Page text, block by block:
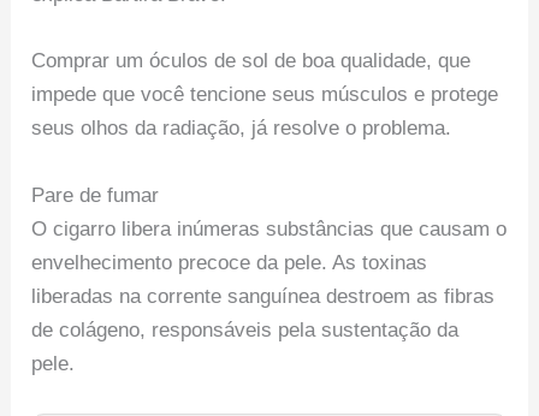
Comprar um óculos de sol de boa qualidade, que
impede que você tencione seus músculos e protege
seus olhos da radiação, já resolve o problema.
Pare de fumar
O cigarro libera inúmeras substâncias que causam o
envelhecimento precoce da pele. As toxinas
liberadas na corrente sanguínea destroem as fibras
de colágeno, responsáveis pela sustentação da
pele.